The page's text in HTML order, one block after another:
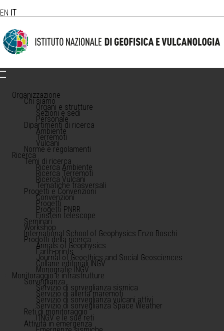
EN IT
Organizzazione
Chi siamo
Organi e strutture
Sezioni e sedi
Personale
Dipartimenti di ricerca
Ambiente
Terremoti
Vulcani
Norme e regolamenti
Ricerca
Temi di ricerca
Ricerca Ambiente
Ricerca Terremoti
Ricerca Vulcani
Tematiche trasversali
Progetti e Convenzioni
Convenzioni
Progetti
Progetti PNRR
Einstein telescope
Seminari
Workshop
International School of Geophysics Enzo Boschi
Prodotti della ricerca
Annals of Geophysics
Earth-prints
Journal of Geoethics and Social Geosciences
Collane editoriali INGV
Monografie INGV
Monitoraggio e infrastrutture
Sorveglianza
Servizio di sorveglianza sismica
Servizio di allerta maremoti
Servizio di sorveglianza vulcani attivi
Servizio di sorveglianza Space Weather
Reti di monitoraggio
l'INGV e le sue reti
Attività in emergenza